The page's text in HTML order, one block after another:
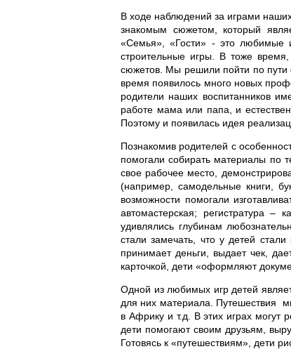
В ходе наблюдений за играми
знакомым сюжетом, который
«Семья», «Гости» - это любимые
строительные игры. В тоже
сюжетов. Мы решили пойти по
время появилось много новых
родители наших воспитанников
работе мама или папа, и
Поэтому и появилась идея
Познакомив родителей с
помогали собирать материалы по
свое рабочее место,
(например, самодельные книги,
возможности помогали
автомастерская; регистратура
удивлялись глубинам
стали замечать, что у детей
принимает деньги, выдает чек,
карточкой, дети «оформляют
Одной из любимых игр детей
для них материала. Путешествия
в Африку и т.д. В этих играх могут
дети помогают своим друзьям,
Готовясь к «путешествиям», дети